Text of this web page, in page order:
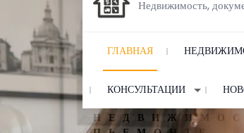
Недвижимость,
ГЛАВНАЯ
КОНСУЛЬТАЦИИ